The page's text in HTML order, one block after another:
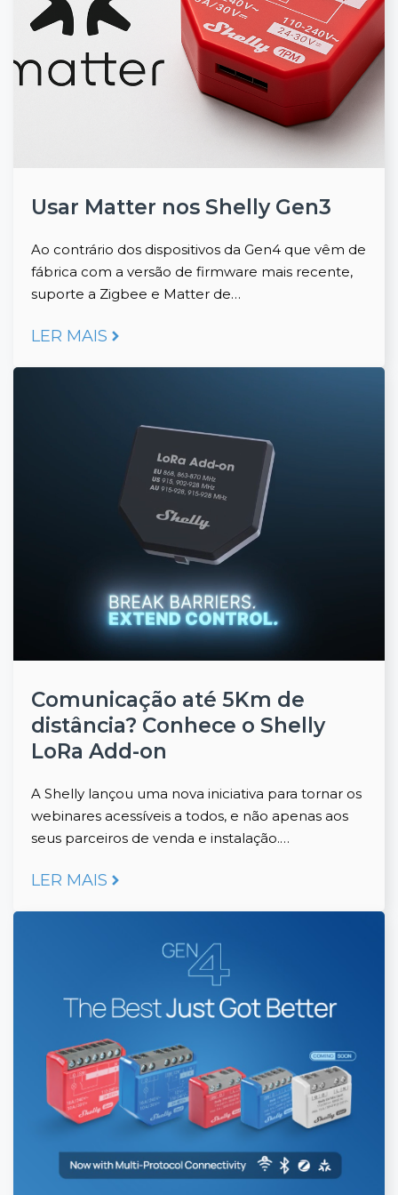
Usar Matter nos Shelly Gen3
Ao contrário dos dispositivos da Gen4 que vêm de
fábrica com a versão de firmware mais recente,
suporte a Zigbee e Matter de…
LER MAIS
Comunicação até 5Km de
distância? Conhece o Shelly
LoRa Add-on
A Shelly lançou uma nova iniciativa para tornar os
webinares acessíveis a todos, e não apenas aos
seus parceiros de venda e instalação.…
LER MAIS